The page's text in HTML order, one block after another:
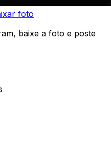
foto
baixe a foto e poste